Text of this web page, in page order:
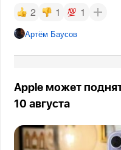
2 1 1
Артём Баусов
Apple может
10 августа